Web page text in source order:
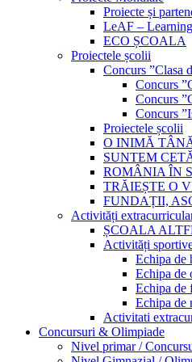
Proiecte și
LeAF –
ECO ȘCOALA
Proiectele școlii
Concurs ”Clasa
Concurs
Concurs
Concurs
Proiectele școlii
O INIMĂ
SUNTEM
ROMÂNIA ÎN
TRĂIEȘTE O
FUNDAȚII,
Activități
ȘCOALA
Activități
Echipa de
Echipa de
Echipa de
Echipa de
Activitati
Concursuri & Olimpiade
Nivel primar /